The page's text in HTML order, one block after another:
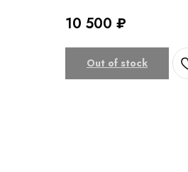
10 500 ₽
Out of stock